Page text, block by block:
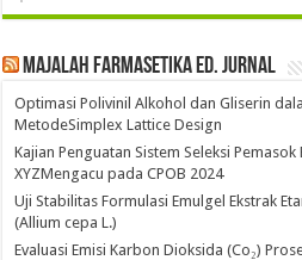
Majalah Farmasetika Ed. Jurnal
Optimasi Polivinil Alkohol dan Gliserin
MetodeSimplex Lattice Design
Kajian Penguatan Sistem Seleksi
XYZMengacu pada CPOB 2024
Uji Stabilitas Formulasi Emulgel Ekstrak
(Allium cepa L.)
Evaluasi Emisi Karbon Dioksida (Co₂)